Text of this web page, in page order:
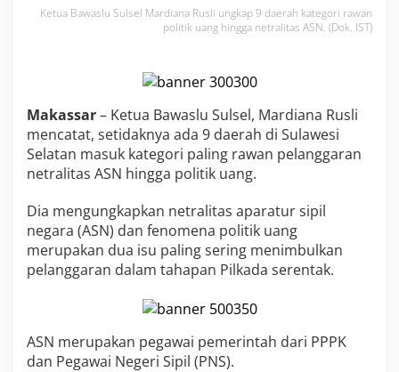
a
n
e
n
d
a
n
8
a
e
r
a
h
S
l
s
Ketua Bawaslu Sulsel Mardiana Rusli ungkap 9 daerah kategori rawan
politik uang hingga netralitas ASN. (Dok. IST)
Makassar– Ketua Bawaslu Sulsel, Mardiana Rusli
mencatat, setidaknya ada 9 daerah di Sulawesi
Selatan masuk kategori paling rawan pelanggaran
netralitas ASN hingga politik uang.
Dia mengungkapkan netralitas aparatur sipil
negara (ASN) dan fenomena politik uang
merupakan dua isu paling sering menimbulkan
pelanggaran dalam tahapan Pilkada serentak.
ASN merupakan pegawai pemerintah dari PPPK
dan Pegawai Negeri Sipil (PNS).